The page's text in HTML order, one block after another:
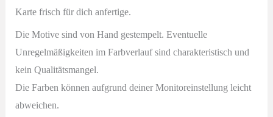
Karte frisch für dich anfertige.
Die Motive sind von Hand gestempelt. Eventuelle
Unregelmäßigkeiten im Farbverlauf sind charakteristisch und
kein Qualitätsmangel.
Die Farben können aufgrund deiner Monitoreinstellung leicht
abweichen.